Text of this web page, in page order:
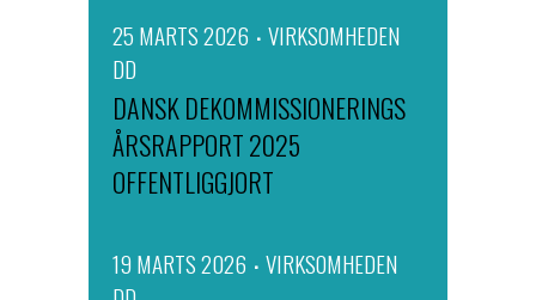
25 MARTS 2026
VIRKSOMHEDEN
DD
DANSK DEKOMMISSIONERINGS
ÅRSRAPPORT 2025
OFFENTLIGGJORT
19 MARTS 2026
VIRKSOMHEDEN